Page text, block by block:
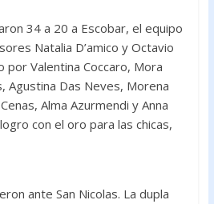
34 a 20 a Escobar, el equipo
Natalia D’amico y Octavio
por Valentina Coccaro, Mora
Agustina Das Neves, Morena
Alma Azurmendi y Anna
con el oro para las chicas,
ante San Nicolas. La dupla